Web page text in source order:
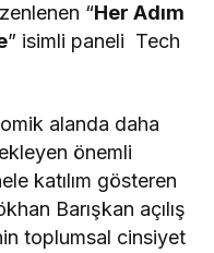
“Her Adım
” isimli paneli Tech
alanda daha
önemli
katılım gösteren
Barışkan açılış
toplumsal cinsiyet